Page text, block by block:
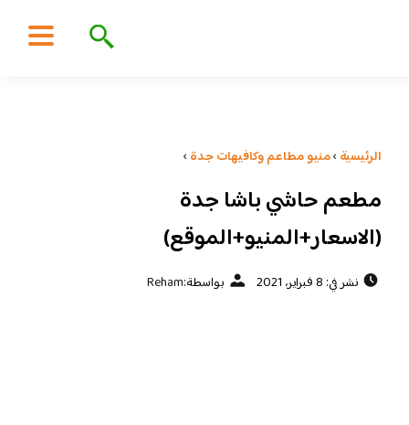
الرئيسية ›منيو مطاعم وكافيهات جدة ›
مطعم حاشي باشا جدة
(الاسعار+المنيو+الموقع)
نشر في: 8 فبراير، 2021 بواسطة:Reham